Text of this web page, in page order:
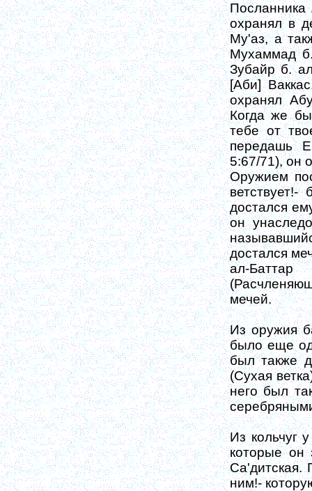
Посланника
охранял в
Му'аз, а
Мухаммад
Зубайр б.
[Аби]
охранял
Когда же
тебе от
передашь
5:67/71), он
Оружием
достался
он
достался
ал-
мечей.
Из оружия
было еще
был также
(Сухая
него был
Из кольчуг
которые он
Са'дитская.
ним!-